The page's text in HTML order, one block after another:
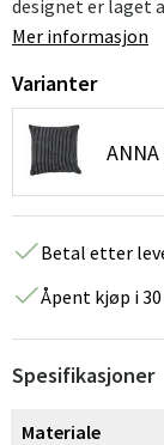
designet er laget
Mer informasjon
Varianter
Betal etter
Åpent kjøp i
Spesifikasjoner
Materiale